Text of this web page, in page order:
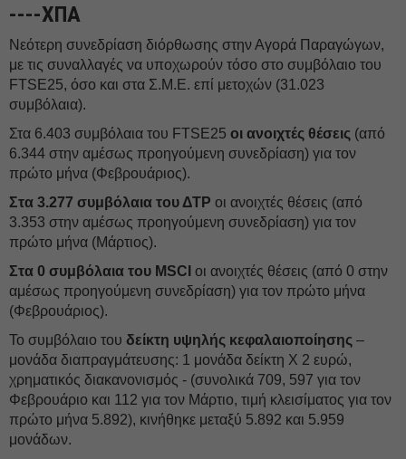
----ΧΠΑ
Νεότερη συνεδρίαση διόρθωσης στην Αγορά Παραγώγων,
με τις συναλλαγές να υποχωρούν τόσο στο συμβόλαιο του
FTSE25, όσο και στα Σ.Μ.Ε. επί μετοχών (31.023
συμβόλαια).
Στα 6.403 συμβόλαια του FTSE25 οι ανοιχτές θέσεις (από
6.344 στην αμέσως προηγούμενη συνεδρίαση) για τον
πρώτο μήνα (Φεβρουάριος).
Στα 3.277 συμβόλαια του ΔΤΡ οι ανοιχτές θέσεις (από
3.353 στην αμέσως προηγούμενη συνεδρίαση) για τον
πρώτο μήνα (Μάρτιος).
Στα 0 συμβόλαια του MSCI οι ανοιχτές θέσεις (από 0 στην
αμέσως προηγούμενη συνεδρίαση) για τον πρώτο μήνα
(Φεβρουάριος).
Το συμβόλαιο του δείκτη υψηλής κεφαλαιοποίησης –
μονάδα διαπραγμάτευσης: 1 μονάδα δείκτη Χ 2 ευρώ,
χρηματικός διακανονισμός - (συνολικά 709, 597 για τον
Φεβρουάριο και 112 για τον Μάρτιο, τιμή κλεισίματος για τον
πρώτο μήνα 5.892), κινήθηκε μεταξύ 5.892 και 5.959
μονάδων.